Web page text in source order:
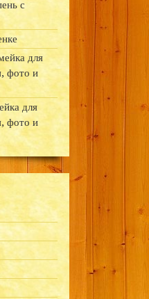
с
для
фото и
для
фото и